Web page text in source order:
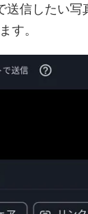
送信したい写
す。